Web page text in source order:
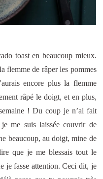
toast en beaucoup mieux.
flemme de râper les pommes
encore plus la flemme
râpé le doigt, et en plus,
! Du coup je n’ai fait
me suis laissée couvrir de
beaucoup, au doigt, mine de
que je me blessais tout le
je fasse attention. Ceci dit, je